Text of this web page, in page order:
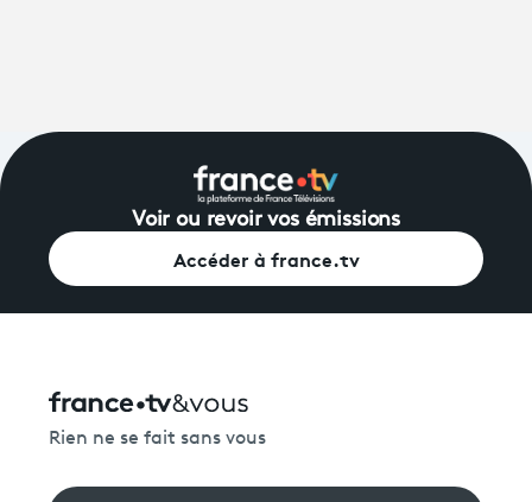
Voir ou revoir vos émissions
Accéder à france.tv
Rien ne se fait sans vous